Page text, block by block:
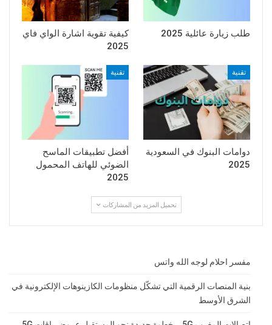
طلب زيارة عائلية 2025
كيفية تقوية اشارة الواي فاي
2025
تقنية
دوامات البنوك في السعودية
2025
تقنية
أفضل تطبيقات الماسح
الضوئي للهاتف المحمول
2025
تحميل المزيد من المشاركات
مفسر احلام لوجه الله واتس
بنية المنصات الرقمية التي تشكّل منظومات الكازينوهات الإلكترونية في
الشرق الأوسط